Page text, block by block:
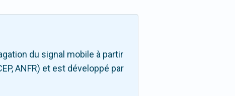
du signal mobile à partir
ANFR) et est développé par